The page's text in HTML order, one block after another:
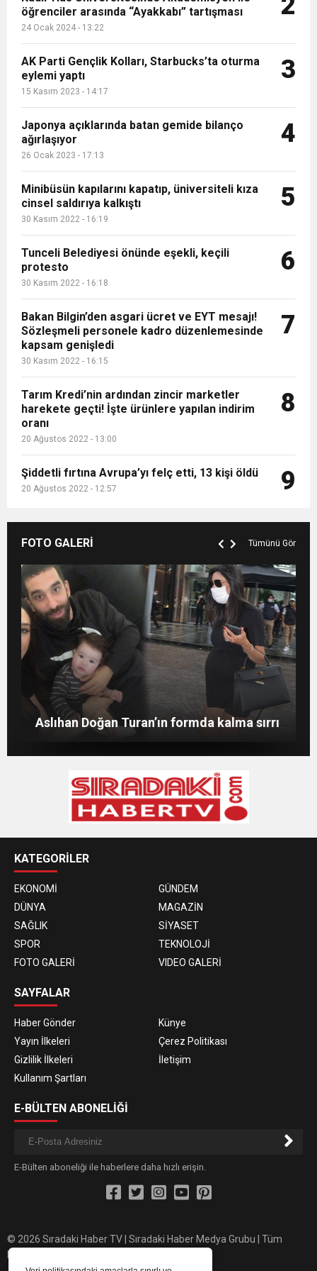
protesto
16:15 Bakan Bilgin’den asgari ücret ve EYT mesajı!
Sözleşmeli personele kadro düzenlemesinde
13:00 Tarım Kredi’nin ardından zincir marketler
oranı
12:54 Gaziantep’te zincirleme kaza! 16 kişi hayatını
kaybetti
19:42 Instagram’da erkeklere tuzak!
öğrenciler arasında “Ayakkabı” tartışması
24 Ocak 2024 - 13:22
AK Parti Gençlik Kolları, Starbucks’ta oturma
eylemi yaptı
15 Kasım 2023 - 14:17
3
Japonya açıklarında batan gemide bilanço
ağırlaşıyor
26 Ocak 2023 - 17:13
4
Minibüsün kapılarını kapatıp, üniversiteli kıza
cinsel saldırıya kalkıştı
30 Kasım 2022 - 16:19
5
Tunceli Belediyesi önünde eşekli, keçili
protesto
30 Kasım 2022 - 16:18
6
Bakan Bilgin’den asgari ücret ve EYT mesajı!
Sözleşmeli personele kadro düzenlemesinde
kapsam genişledi
30 Kasım 2022 - 16:15
7
Tarım Kredi’nin ardından zincir marketler
harekete geçti! İşte ürünlere yapılan indirim
oranı
20 Ağustos 2022 - 13:00
8
Şiddetli fırtına Avrupa’yı felç etti, 13 kişi öldü
20 Ağustos 2022 - 12:57 9
FOTO GALERİ Tümünü Gör
Evlat mücadelesi veren baba: “Biz
ağlarken HDP’liler düğün yapıyor”
Aslıhan Doğan Turan’ın formda kalma sırrı
Merve Boluğur kahkahalarıyla dikkat çekti
Merve Şarapçıoğlu’dan eski eşi Berk
Oktay’a gönderme
KATEGORİLER
EKONOMİ
GÜNDEM
DÜNYA
MAGAZİN
SAĞLIK
SİYASET
SPOR
TEKNOLOJİ
FOTO GALERİ
VIDEO GALERİ
SAYFALAR
Haber Gönder
Künye
Yayın İlkeleri
Çerez Politikası
Gizlilik İlkeleri
İletişim
Kullanım Şartları
E-BÜLTEN ABONELİĞİ
E-Bülten aboneliği ile haberlere daha hızlı erişin.
© 2026 Sıradaki Haber TV | Sıradaki Haber Medya Grubu | Tüm
hakları saklıdır.